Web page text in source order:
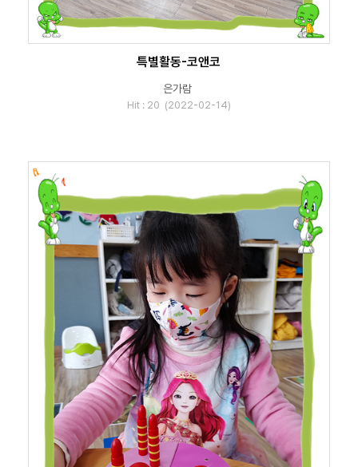
특별활동-코앤코
은가람
Hit : 20 (2022-02-14)